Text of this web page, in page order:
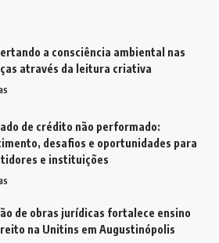
a consciência ambiental nas
através da leitura criativa
de crédito não performado:
desafios e oportunidades para
e instituições
de obras jurídicas fortalece ensino
na Unitins em Augustinópolis